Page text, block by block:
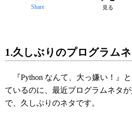
Share 見る
1.久しぶりのプログラム
『Python なんて、大っ嫌い！』
ているのに、最近プログラムネタ
で、久しぶりのネタです。